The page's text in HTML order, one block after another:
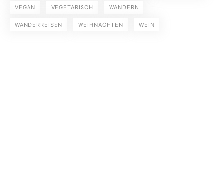
VEGAN VEGETARISCH WANDERN
WANDERREISEN WEIHNACHTEN WEIN